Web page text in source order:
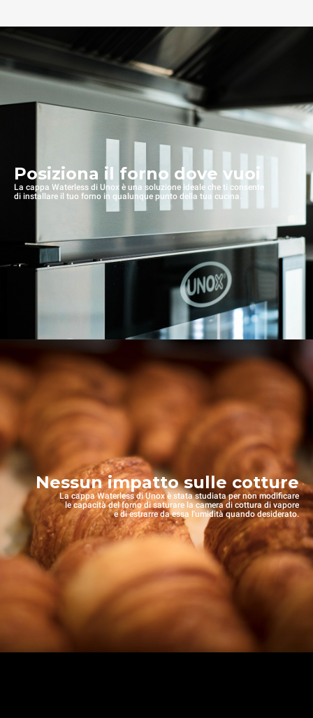
Posiziona il forno dove vuoi
La cappa Waterless di Unox è una soluzione ideale che ti consente
di installare il tuo forno in qualunque punto della tua cucina.
Nessun impatto sulle cotture
La cappa Waterless di Unox è stata studiata per non modificare
le capacità del forno di saturare la camera di cottura di vapore
e di estrarre da essa l'umidità quando desiderato.